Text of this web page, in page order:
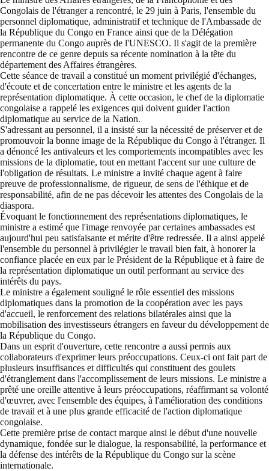
Congolais de l'étranger a rencontré, le 29 juin à Paris, l'ensemble du
personnel diplomatique, administratif et technique de l'Ambassade de
la République du Congo en France ainsi que de la Délégation
permanente du Congo auprès de l'UNESCO. Il s'agit de la première
rencontre de ce genre depuis sa récente nomination à la tête du
département des Affaires étrangères.
Cette séance de travail a constitué un moment privilégié d'échanges,
d'écoute et de concertation entre le ministre et les agents de la
représentation diplomatique. À cette occasion, le chef de la diplomatie
congolaise a rappelé les exigences qui doivent guider l'action
diplomatique au service de la Nation.
S'adressant au personnel, il a insisté sur la nécessité de préserver et de
promouvoir la bonne image de la République du Congo à l'étranger. Il
a dénoncé les antivaleurs et les comportements incompatibles avec les
missions de la diplomatie, tout en mettant l'accent sur une culture de
l'obligation de résultats. Le ministre a invité chaque agent à faire
preuve de professionnalisme, de rigueur, de sens de l'éthique et de
responsabilité, afin de ne pas décevoir les attentes des Congolais de la
diaspora.
Évoquant le fonctionnement des représentations diplomatiques, le
ministre a estimé que l'image renvoyée par certaines ambassades est
aujourd'hui peu satisfaisante et mérite d'être redressée. Il a ainsi appelé
l'ensemble du personnel à privilégier le travail bien fait, à honorer la
confiance placée en eux par le Président de la République et à faire de
la représentation diplomatique un outil performant au service des
intérêts du pays.
Le ministre a également souligné le rôle essentiel des missions
diplomatiques dans la promotion de la coopération avec les pays
d'accueil, le renforcement des relations bilatérales ainsi que la
mobilisation des investisseurs étrangers en faveur du développement de
la République du Congo.
Dans un esprit d'ouverture, cette rencontre a aussi permis aux
collaborateurs d'exprimer leurs préoccupations. Ceux-ci ont fait part de
plusieurs insuffisances et difficultés qui constituent des goulets
d'étranglement dans l'accomplissement de leurs missions. Le ministre a
prêté une oreille attentive à leurs préoccupations, réaffirmant sa volonté
d'œuvrer, avec l'ensemble des équipes, à l'amélioration des conditions
de travail et à une plus grande efficacité de l'action diplomatique
congolaise.
Cette première prise de contact marque ainsi le début d'une nouvelle
dynamique, fondée sur le dialogue, la responsabilité, la performance et
la défense des intérêts de la République du Congo sur la scène
internationale.